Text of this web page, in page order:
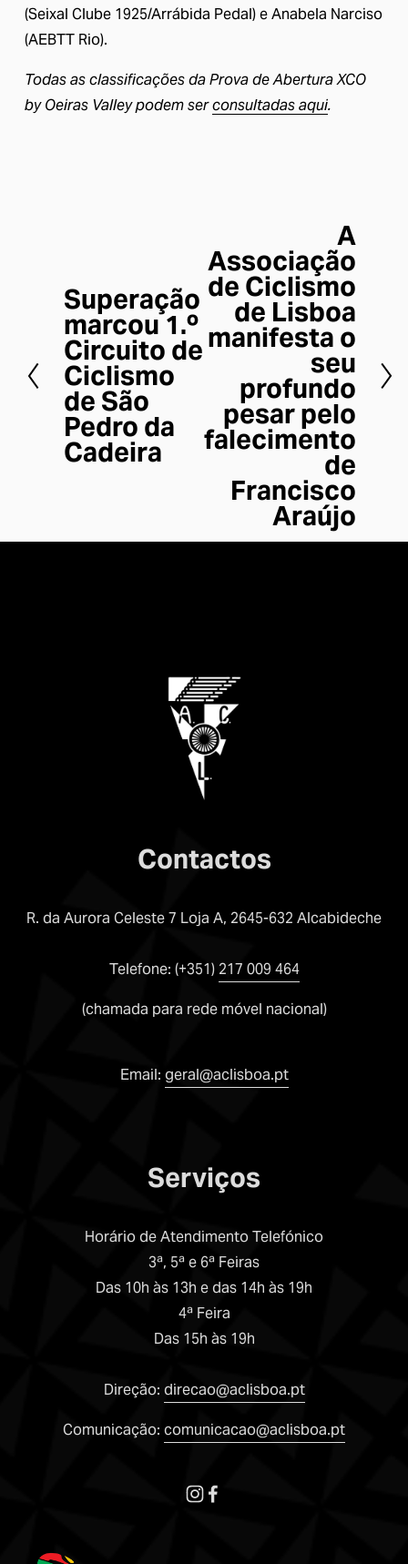
(Seixal Clube 1925/Arrábida Pedal) e Anabela Narciso
(AEBTT Rio).
Todas as classificações da Prova de Abertura XCO
by Oeiras Valley podem ser consultadas aqui.
A
n
t
e
r
o
Superação
marcou 1.º
Circuito de
Ciclismo
de São
Pedro da
Cadeira
ó
A
Associação
de Ciclismo
de Lisboa
manifesta o
seu
profundo
pesar pelo
falecimento
de
Francisco
Araújo
Contactos
R. da Aurora Celeste 7 Loja A, 2645-632 Alcabideche
Telefone: (+351) 217 009 464
(chamada para rede móvel nacional)
Email: geral@aclisboa.pt
Serviços
Horário de Atendimento Telefónico
3ª, 5ª e 6ª Feiras
Das 10h às 13h e das 14h às 19h
4ª Feira
Das 15h às 19h
Direção: direcao@aclisboa.pt
Comunicação: comunicacao@aclisboa.pt